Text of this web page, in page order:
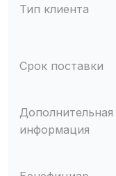
Тип клиента
Срок поставки
Дополнительная
информация